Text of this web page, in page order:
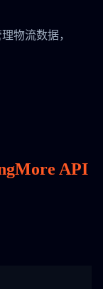
物流数据，
API